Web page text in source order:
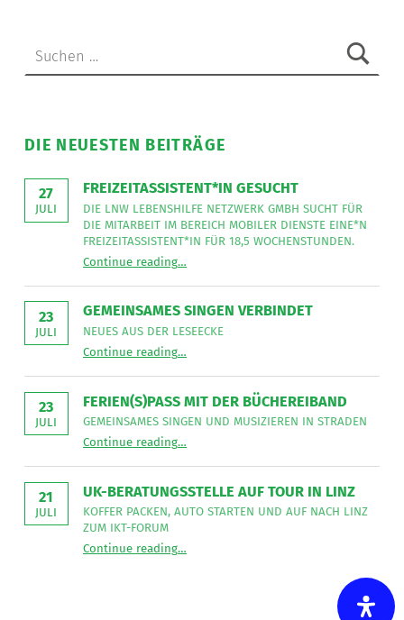
DIE NEUESTEN BEITRÄGE
27
JULI
FREIZEITASSISTENT*IN GESUCHT
DIE LNW LEBENSHILFE NETZWERK GMBH SUCHT FÜR
DIE MITARBEIT IM BEREICH MOBILER DIENSTE EINE*N
FREIZEITASSISTENT*IN FÜR 18,5 WOCHENSTUNDEN.
Continue readingDie
Lebenshilfe
GmbH
für
die
Mitarbeit
im
Mobiler
eine*n
Freizeitassistent*in
für
…
23
JULI
GEMEINSAMES SINGEN VERBINDET
NEUES AUS DER LESEECKE
Continue readingNeues
der
”
…
23
JULI
FERIEN(S)PASS MIT DER BÜCHEREIBAND
GEMEINSAMES SINGEN UND MUSIZIEREN IN STRADEN
Continue readingGemeinsames
und
in
Straden
”
…
21
JULI
UK-BERATUNGSSTELLE AUF TOUR IN LINZ
KOFFER PACKEN, AUTO STARTEN UND AUF NACH LINZ
ZUM IKT-FORUM
Continue readingUK-Beratungsstelle auf Tour in Linz
Koffer
…